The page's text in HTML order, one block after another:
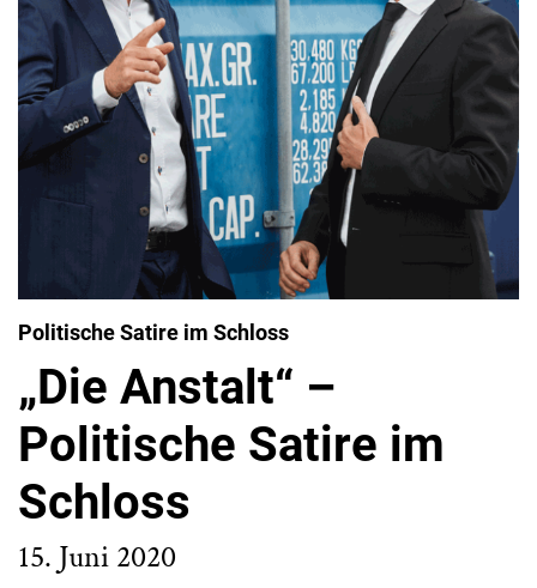
Politische Satire im Schloss
„Die Anstalt“ –
Politische Satire im
Schloss
15. Juni 2020